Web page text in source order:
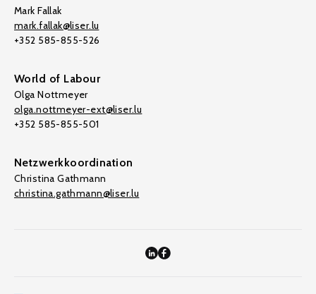
Mark Fallak
mark.fallak@liser.lu
+352 585-855-526
World of Labour
Olga Nottmeyer
olga.nottmeyer-ext@liser.lu
+352 585-855-501
Netzwerkkoordination
Christina Gathmann
christina.gathmann@liser.lu